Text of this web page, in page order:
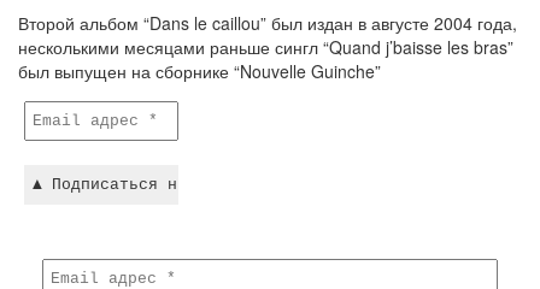
Второй альбом “Dans le caillou” был издан в августе 2004 года,
несколькими месяцами раньше сингл “Quand j’baisse les bras”
был выпущен на сборнике “Nouvelle Guinche”